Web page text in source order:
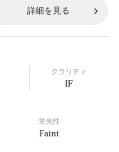
詳細を見る
クラリティ
IF
蛍光性
Faint